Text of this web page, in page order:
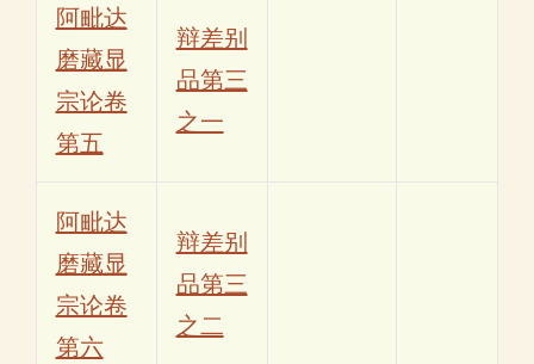
阿毗达
磨藏显
宗论卷
第五
辩差别
品第三
之一
阿毗达
磨藏显
宗论卷
第六
辩差别
品第三
之二